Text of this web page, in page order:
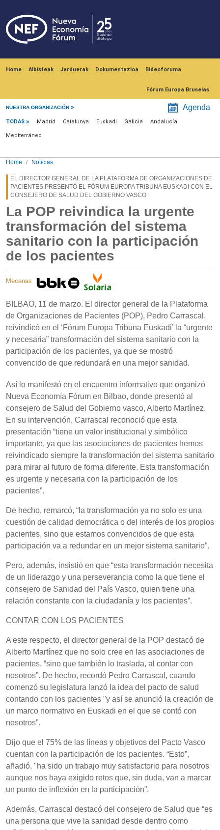
Home Albisteak Jarduerak Dokumentazioa Bideoforuma
Fórum Europa Bruselas
NUESTRA ORGANIZACIÓN Agenda
Menú noticias
TODAS Madrid Catalunya Euskadi Galicia Andalucía
Mediterráneo
Home Noticias
EL DIRECTOR GENERAL DE LA PLATAFORMA DE ORGANIZACIONES DE
PACIENTES PRESENTÓ EL FÓRUM EUROPA TRIBUNA EUSKADI CON EL
CONSEJERO DE SALUD DEL GOBIERNO VASCO
La POP reivindica la urgente
transformación del sistema
sanitario con la participación
de los pacientes
Mecenas
BILBAO, 11 de marzo. El director general de la Plataforma
de Organizaciones de Pacientes (POP), Pedro Carrascal,
reivindicó en el ‘Fórum Europa Tribuna Euskadi’ la “urgente
y necesaria” transformación del sistema sanitario con la
participación de los pacientes, ya que se mostró
convencido de que redundará en una mejor sanidad.
Así lo manifestó en el encuentro informativo que organizó
Nueva Economía Fórum en Bilbao, donde presentó al
consejero de Salud del Gobierno vasco, Alberto Martínez.
En su intervención, Carrascal reconoció que esta
presentación “tiene un valor institucional y simbólico
importante, ya que las asociaciones de pacientes hemos
reivindicado siempre la transformación del sistema sanitario
para mirar al futuro de forma diferente. Esta transformación
es urgente y necesaria con la participación de los
pacientes”.
De hecho, remarcó, “la transformación ya no solo es una
cuestión de calidad democrática o del interés de los propios
pacientes, sino que estamos convencidos de que esta
participación va a redundar en un mejor sistema sanitario”.
Pero, además, insistió en que “esta transformación necesita
de un liderazgo y una perseverancia como la que tiene el
consejero de Sanidad del País Vasco, quien tiene una
relación constante con la ciudadanía y los pacientes”.
CONTAR CON LOS PACIENTES
A este respecto, el director general de la POP destacó de
Alberto Martínez que no solo cree en las asociaciones de
pacientes, “sino que también lo traslada, al contar con
nosotros”. De hecho, recordó Pedro Carrascal, cuando
comenzó su legislatura lanzó la idea del pacto de salud
contando con los pacientes "y así se anunció la creación de
un marco normativo en Euskadi en el que se contó con
nosotros”.
Dijo que el 75% de las líneas y objetivos del Pacto Vasco
cuentan con la participación de los pacientes. “Esto”,
añadió, "ha sido un trabajo muy satisfactorio para nosotros
aunque nos haya exigido retos que, sin duda, van a marcar
un punto de inflexión en la participación”.
Además, Carrascal destacó del consejero de Salud que “es
una persona que vive la sanidad desde dentro como